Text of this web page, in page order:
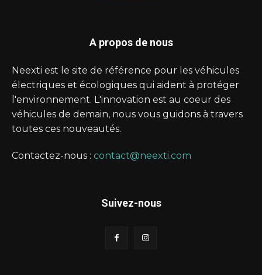
A propos de nous
Neexti est le site de référence pour les véhicules
électriques et écologiques qui aident à protéger
l'environnement. L'innovation est au coeur des
véhicules de demain, nous vous guidons à travers
toutes ces nouveautés.
Contactez-nous : contact@neexti.com
Suivez-nous